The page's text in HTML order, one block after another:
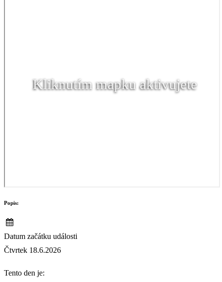
Kliknutím mapku aktivujete
Popis:
Datum začátku události
Čtvrtek 18.6.2026
Tento den je: